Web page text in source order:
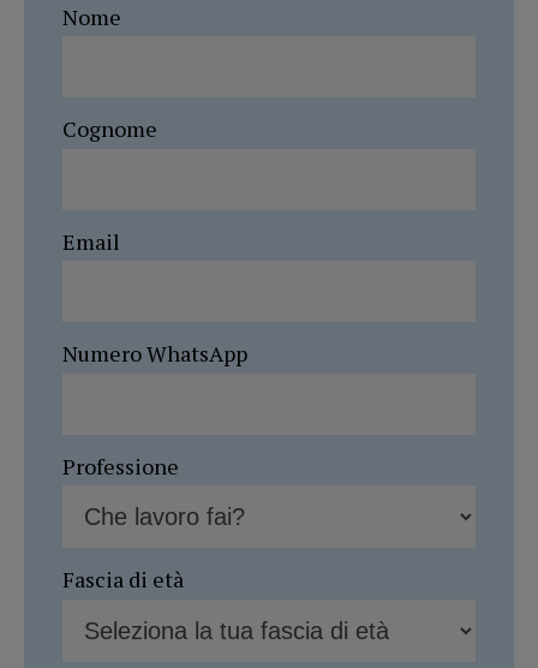
Nome
Cognome
Email
Numero WhatsApp
Professione
Fascia di età